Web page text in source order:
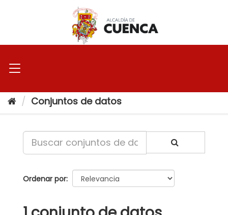
Conjuntos de datos
Ordenar por